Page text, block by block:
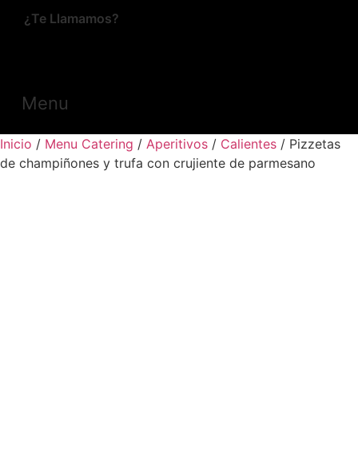
¿Te Llamamos?
Menu
Inicio / Menu Catering / Aperitivos / Calientes / Pizzetas
de champiñones y trufa con crujiente de parmesano